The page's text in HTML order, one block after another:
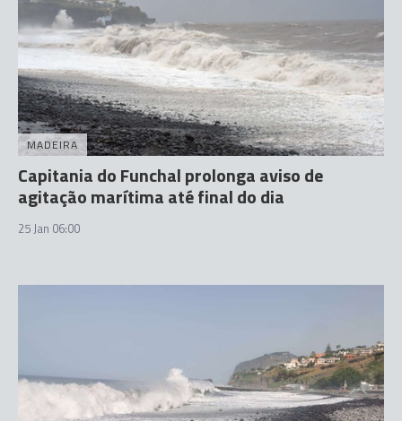
MADEIRA
Capitania do Funchal prolonga aviso de
agitação marítima até final do dia
25 Jan 06:00